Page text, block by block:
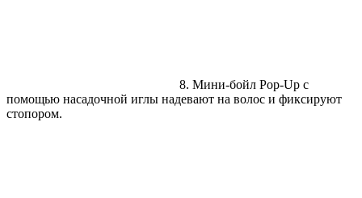
8. Мини-бойл Pop-Up с
помощью насадочной иглы надевают на волос и фиксируют
стопором.